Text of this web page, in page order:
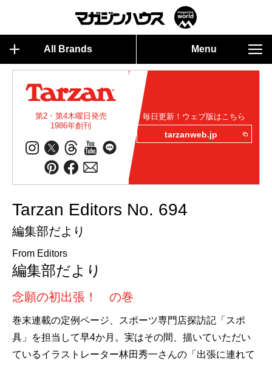
All Brands Menu
第2・第4木曜日発売
1986年創刊
毎日更新！ウェブ版はこちら
tarzanweb.jp
Tarzan Editors No. 694
編集部だより
From Editors
編集部だより
念願の初出張！ の巻
巻末連載の定例ページ、スポーツ専門店探訪記「スポ
具」を担当して早4か月。実はその間、描いていただい
ているイラストレーター林田秀一さんの「出張に連れて